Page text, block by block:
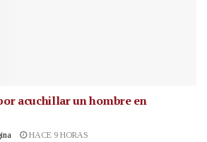
acuchillar un hombre en
HACE 9 HORAS